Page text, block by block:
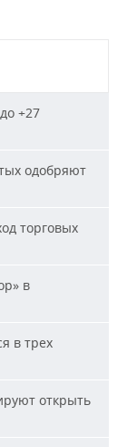
+27
одобряют
торговых
в
в трех
открыть